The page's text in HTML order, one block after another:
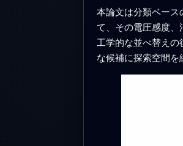
本論文は分類ベー
て、その電圧感度
工学的な並べ替え
な候補に探索空間を